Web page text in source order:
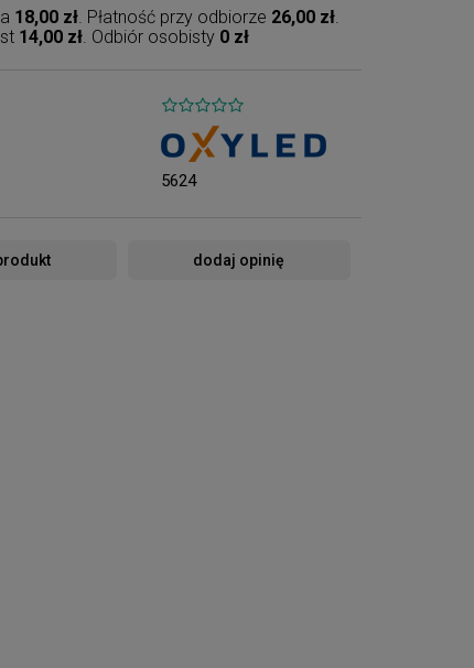
18,00 zł. Płatność przy odbiorze 26,00 zł.
14,00 zł. Odbiór osobisty 0 zł
5624
dodaj opinię